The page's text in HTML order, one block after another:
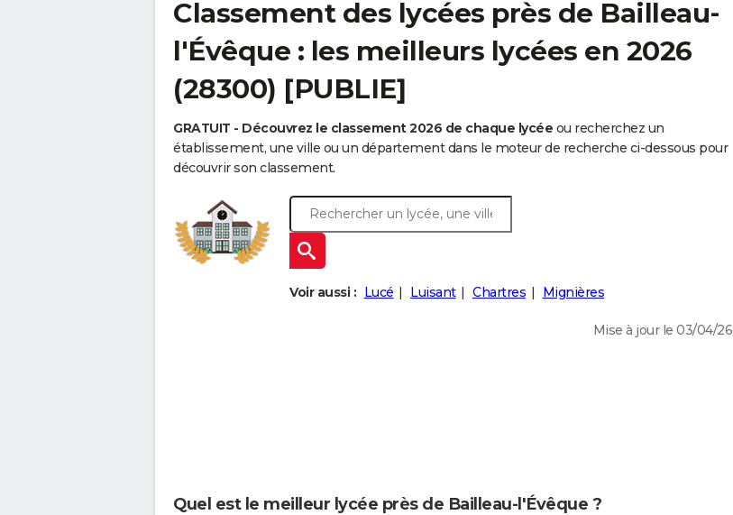
Classement des lycées près de Bailleau-
l'Évêque : les meilleurs lycées en 2026
(28300) [PUBLIE]
GRATUIT - Découvrez le classement 2026 de chaque lycée ou recherchez un
établissement, une ville ou un département dans le moteur de recherche ci-dessous pour
découvrir son classement.
Voir aussi : Lucé Luisant Chartres Mignières
Mise à jour le 03/04/26
Quel est le meilleur lycée près de Bailleau-l'Évêque ?